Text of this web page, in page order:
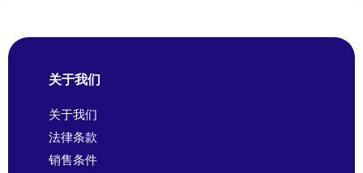
关于我们
关于我们
法律条款
销售条件